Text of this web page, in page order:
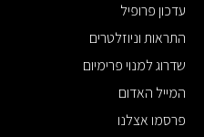
עדכון פרופיל
התראות וניוזלטרים
שדרוג למנוי פרימיום
המייל האדום
פרסמו אצלנו